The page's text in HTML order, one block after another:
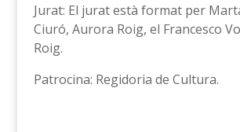
Jurat: El jurat està format per
Ciuró, Aurora Roig, el Francesco
Roig.
Patrocina: Regidoria de Cultura.